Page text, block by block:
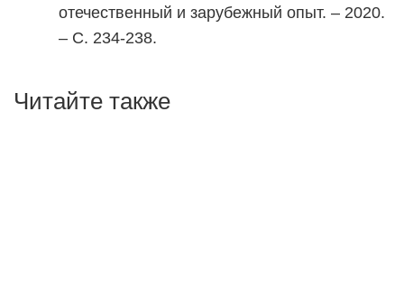
отечественный и зарубежный опыт. – 2020.
– С. 234-238.
Читайте также